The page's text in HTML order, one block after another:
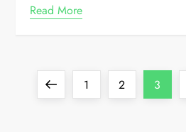
Read More
PreviousPage
1 Page
2 Page
3